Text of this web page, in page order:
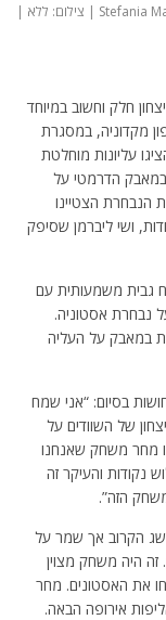
תאריך: 20/06/2026 | כתב: איגוד הכדורעף, צילום: Stefania Marone | צילום: ללא |
חלק וחשוב במיוחד
על נבחרת צפון מקדוניה, במסגרת
עליונות מוחלטת
הדרמטי על
הנבחרת הצטיינו
רורה, שהוביל את ההתקפה עם 20 נקודות, ושי ליברמן שסיפק
גבית משמעותית עם
נבחרת אסטוניה.
במאבק על העליה
בסיום: “אני שמח
של השוודים על
מחר משחק שאנחנו
נקודות והעיקר זה
הזה”.
הקרוב אך שמר על
היה משחק מצוין
את האסטונים. מחר
אירופה הבאה.